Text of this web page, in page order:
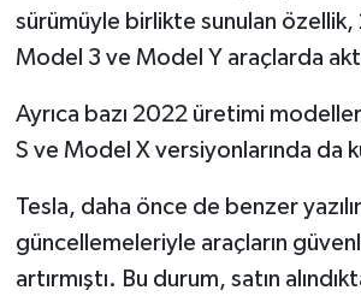
sürümüyle birlikte sunulan özellik,
Model 3 ve Model Y araçlarda
Ayrıca bazı 2022 üretimi
S ve Model X versiyonlarında da
Tesla, daha önce de benzer
güncellemeleriyle araçların
artırmıştı. Bu durum, satın